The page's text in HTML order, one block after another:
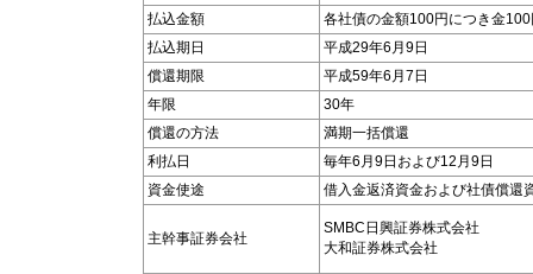
払込金額
各社債の金額100円につき金100
払込期日
平成29年6月9日
償還期限
平成59年6月7日
年限
30年
償還の方法
満期一括償還
利払日
毎年6月9日および12月9日
資金使途
借入金返済資金および社債償還
主幹事証券会社
SMBC日興証券株式会社
大和証券株式会社